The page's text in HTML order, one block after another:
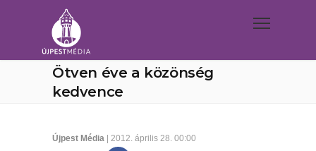
Ötven éve a közönség
kedvence
Újpest Média | 2012. április 28. 00:00